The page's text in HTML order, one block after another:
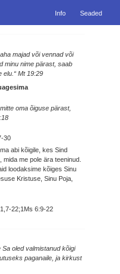
Info Seaded
majad või vennad või
minu nime pärast, saab
elu.“ Mt 19:29
oma õiguse pärast,
30
abi kõigile, kes Sind
me pole ära teeninud.
loodaksime kõiges Sinu
Kristuse, Sinu Poja,
22;1Ms 6:9-22
Sa oled valmistanud kõigi
paganaile, ja kirkust